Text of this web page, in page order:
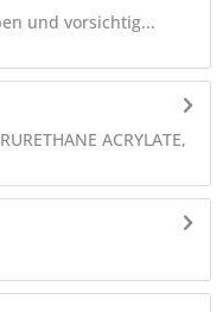
und vorsichtig...
ACRYLATE,